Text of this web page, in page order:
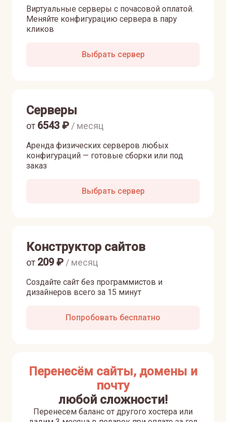
Виртуальные серверы с почасовой оплатой.
Меняйте конфигурацию сервера в пару
кликов
Выбрать сервер
Серверы
Аренда физических серверов любых
конфигураций — готовые сборки или под
заказ
от 6543 ₽ / месяц
Выбрать сервер
Конструктор сайтов
Создайте сайт без программистов и
дизайнеров всего за 15 минут
от 209₽ / месяц
Попробовать бесплатно
Перенесём сайты, домены и
почту
любой сложности!
Перенесем баланс от другого хостера или